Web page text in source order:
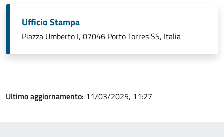
Ufficio Stampa
Piazza Umberto I, 07046 Porto Torres SS, Italia
Ultimo aggiornamento: 11/03/2025, 11:27